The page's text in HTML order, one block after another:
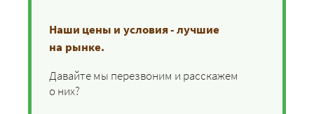
Наши цены и условия - лучшие
на рынке.
Давайте мы перезвоним и расскажем
о них?